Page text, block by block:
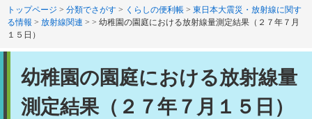
す
。
し
て
者
別
ュ
ー
トップページ > 分類でさがす > くらしの便利帳 > 東日本大震災・放射線に関す
る情報 > 放射線関連 > > 幼稚園の園庭における放射線量測定結果（２７年７月
１５日）
幼稚園の園庭における放射線量
測定結果（２７年７月１５日）